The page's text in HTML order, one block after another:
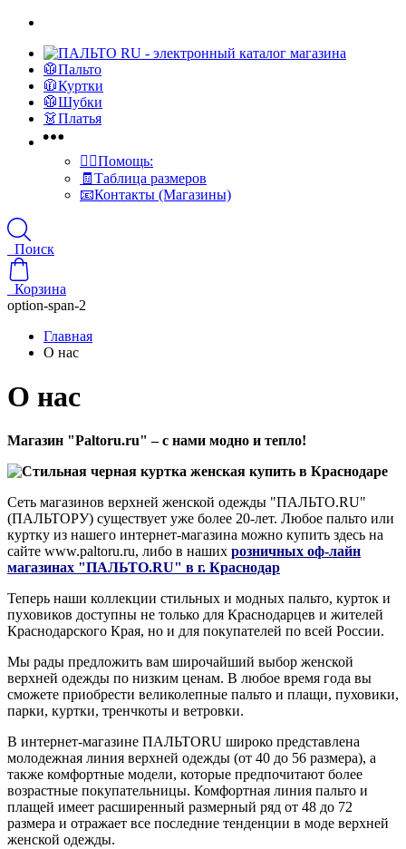
🥼Пальто
🧥Куртки
🥼Шубки
👗Платья
👍🏻Помощь:
🧾Таблица размеров
📧Контакты (Магазины)
Поиск
Корзина
option-span-2
Главная
О нас
О нас
Магазин "Paltoru.ru" – с нами модно и тепло!
Сеть магазинов верхней женской одежды "ПАЛЬТО.RU"
(ПАЛЬТОРУ) существует уже более 20-лет. Любое пальто или
куртку из нашего интернет-магазина можно купить здесь на
сайте www.paltoru.ru, либо в наших розничных оф-лайн
магазинах "ПАЛЬТО.RU" в г. Краснодар
Теперь наши коллекции стильных и модных пальто, курток и
пуховиков доступны не только для Краснодарцев и жителей
Краснодарского Края, но и для покупателей по всей России.
Мы рады предложить вам широчайший выбор женской
верхней одежды по низким ценам. В любое время года вы
сможете приобрести великолепные пальто и плащи, пуховики,
парки, куртки, тренчкоты и ветровки.
В интернет-магазине ПАЛЬТОRU широко представлена
молодежная линия верхней одежды (от 40 до 56 размера), а
также комфортные модели, которые предпочитают более
возрастные покупательницы. Комфортная линия пальто и
плащей имеет расширенный размерный ряд от 48 до 72
размера и отражает все последние тенденции в моде верхней
женской одежды.